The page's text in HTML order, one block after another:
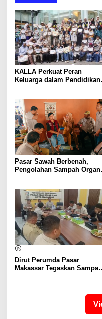
KALLA Perkuat Peran
Keluarga dalam Pendidikan
Pasar Sawah Berbenah,
Pengolahan Sampah
Dirut Perumda Pasar
Makassar Tegaskan Sampah